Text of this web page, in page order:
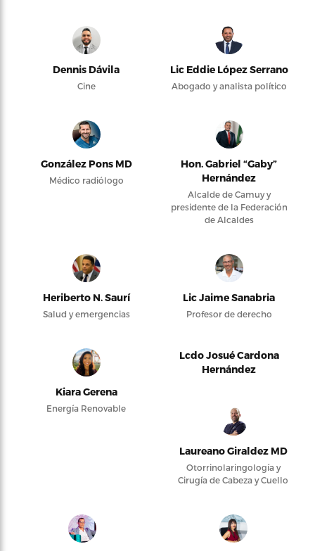
Dennis Dávila
Cine
Lic Eddie López Serrano
Abogado y analista político
González Pons MD
Médico radiólogo
Hon. Gabriel “Gaby”
Hernández
Alcalde de Camuy y
presidente de la Federación
de Alcaldes
Heriberto N. Saurí
Salud y emergencias
Lic Jaime Sanabria
Profesor de derecho
Kiara Gerena
Energía Renovable
Lcdo Josué Cardona
Hernández
Laureano Giraldez MD
Otorrinolaringología y
Cirugía de Cabeza y Cuello